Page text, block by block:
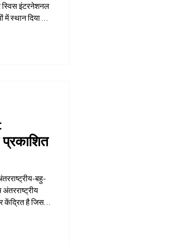
स्विस इंटरनेशनल
में स्थान दिया है।
केंद्रित है जिसमें